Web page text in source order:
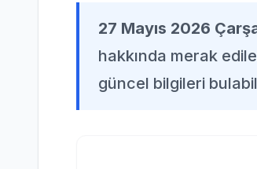
27 Mayıs 2026
hakkında merak
güncel bilgileri